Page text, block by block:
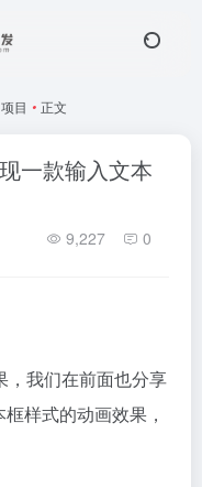
目 • 正文
一款输入文本
9,227 0
，我们在前面也分享
样式的动画效果，